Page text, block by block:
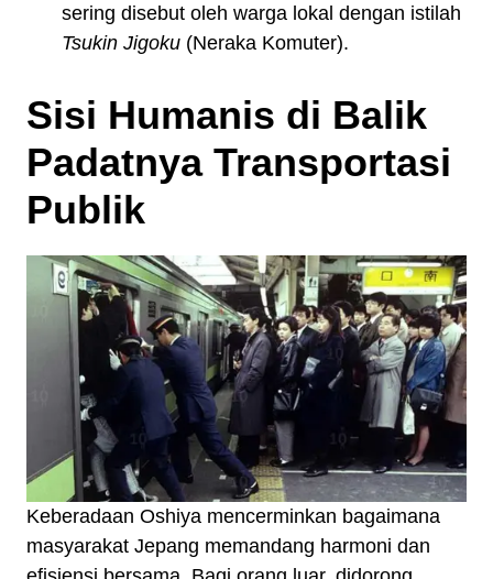
sering disebut oleh warga lokal dengan istilah
Tsukin Jigoku (Neraka Komuter).
Sisi Humanis di Balik
Padatnya Transportasi
Publik
Keberadaan Oshiya mencerminkan bagaimana
masyarakat Jepang memandang harmoni dan